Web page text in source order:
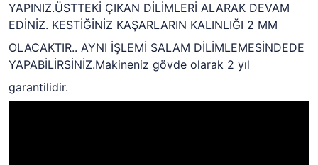
YAPINIZ.ÜSTTEKİ ÇIKAN DİLİMLERİ ALARAK DEVAM
EDİNİZ. KESTİĞİNİZ KAŞARLARIN KALINLIĞI 2 MM
OLACAKTIR.. AYNI İŞLEMİ SALAM DİLİMLEMESİNDEDE
YAPABİLİRSİNİZ.Makineniz gövde olarak 2 yıl
garantilidir.